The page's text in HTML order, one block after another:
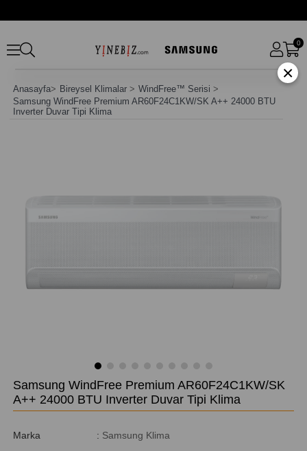
0
Anasayfa> Bireysel Klimalar> WindFree™ Serisi >
Samsung WindFree Premium AR60F24C1KW/SK A++ 24000 BTU
Inverter Duvar Tipi Klima
Samsung WindFree Premium AR60F24C1KW/SK
A++ 24000 BTU Inverter Duvar Tipi Klima
Marka : Samsung Klima
×